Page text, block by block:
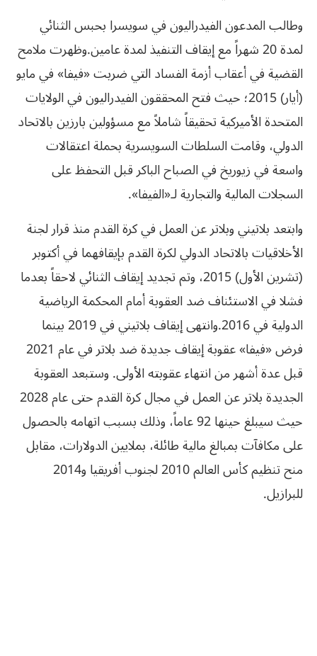
وطالب المدعون الفيدراليون في سويسرا بحبس الثنائي
لمدة 20 شهراً مع إيقاف التنفيذ لمدة عامين.وظهرت ملامح
القضية في أعقاب أزمة الفساد التي ضربت «فيفا» في مايو
(أيار) 2015؛ حيث فتح المحققون الفيدراليون في الولايات
المتحدة الأميركية تحقيقاً شاملاً مع مسؤولين بارزين بالاتحاد
الدولي، وقامت السلطات السويسرية بحملة اعتقالات
واسعة في زيوريخ في الصباح الباكر قبل التحفظ على
السجلات المالية والتجارية لـ«الفيفا».
وابتعد بلاتيني وبلاتر عن العمل في كرة القدم منذ قرار لجنة
الأخلاقيات بالاتحاد الدولي لكرة القدم بإيقافهما في أكتوبر
(تشرين الأول) 2015، وتم تجديد إيقاف الثنائي لاحقاً بعدما
فشلا في الاستئناف ضد العقوبة أمام المحكمة الرياضية
الدولية في 2016.وانتهى إيقاف بلاتيني في 2019 بينما
فرض «فيفا» عقوبة إيقاف جديدة ضد بلاتر في عام 2021
قبل عدة أشهر من انتهاء عقوبته الأولى. وستبعد العقوبة
الجديدة بلاتر عن العمل في مجال كرة القدم حتى عام 2028
حيث سيبلغ حينها 92 عاماً، وذلك بسبب اتهامه بالحصول
على مكافآت بمبالغ مالية طائلة، بملايين الدولارات، مقابل
منح تنظيم كأس العالم 2010 لجنوب أفريقيا و2014
للبرازيل.